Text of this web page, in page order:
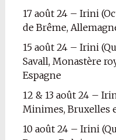
17 août 24 – Irini
de Brême,
15 août 24 – Irini
Savall, Monastère
Espagne
12 & 13 août 24 –
Minimes, Bruxelles
10 août 24 – Irini